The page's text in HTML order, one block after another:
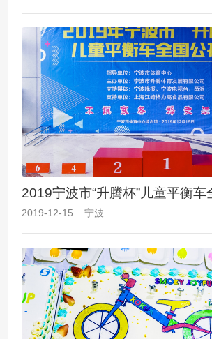
2019宁波市“升腾杯”儿童平衡车
2019-12-15 宁波